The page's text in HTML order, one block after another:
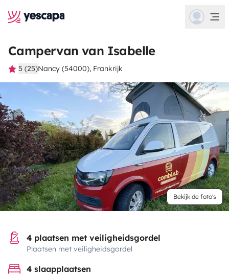
Campervan van Isabelle
5 (25)Nancy (54000), Frankrijk
Bekijk de foto's
4 plaatsen met veiligheidsgordel
Plaatsen met veiligheidsgordel
4 slaapplaatsen